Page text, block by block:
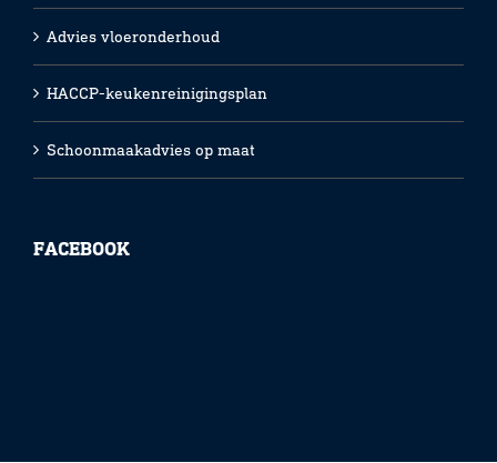
Advies vloeronderhoud
HACCP-keukenreinigingsplan
Schoonmaakadvies op maat
FACEBOOK